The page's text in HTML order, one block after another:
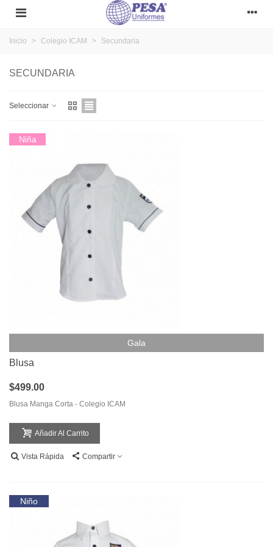
Inicio > Colegio ICAM > Secundaria
SECUNDARIA
Seleccionar
Niña
Gala
Blusa
$499.00
Blusa Manga Corta - Colegio ICAM
Añadir Al Carrito
Vista Rápida Compartir
Niño